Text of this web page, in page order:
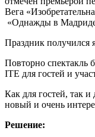
Вега
«Однажды в
Праздник получился
Повторно спектакль
ITE для гостей и
Как для гостей, так
новый и очень
Решение: